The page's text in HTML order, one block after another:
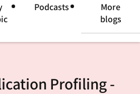
Podcasts
More
blogs
Profiling -